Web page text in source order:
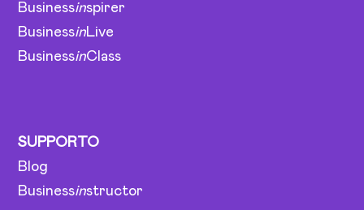
Businessinspirer
BusinessinLive
BusinessinClass
SUPPORTO
Blog
Businessinstructor